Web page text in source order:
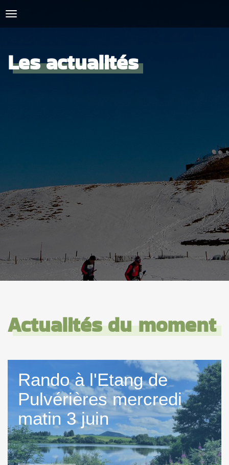
SPIRIDON
Les actualités
Actualités du moment
Rando à l'Etang de
Pulvérières mercredi
matin 3 juin